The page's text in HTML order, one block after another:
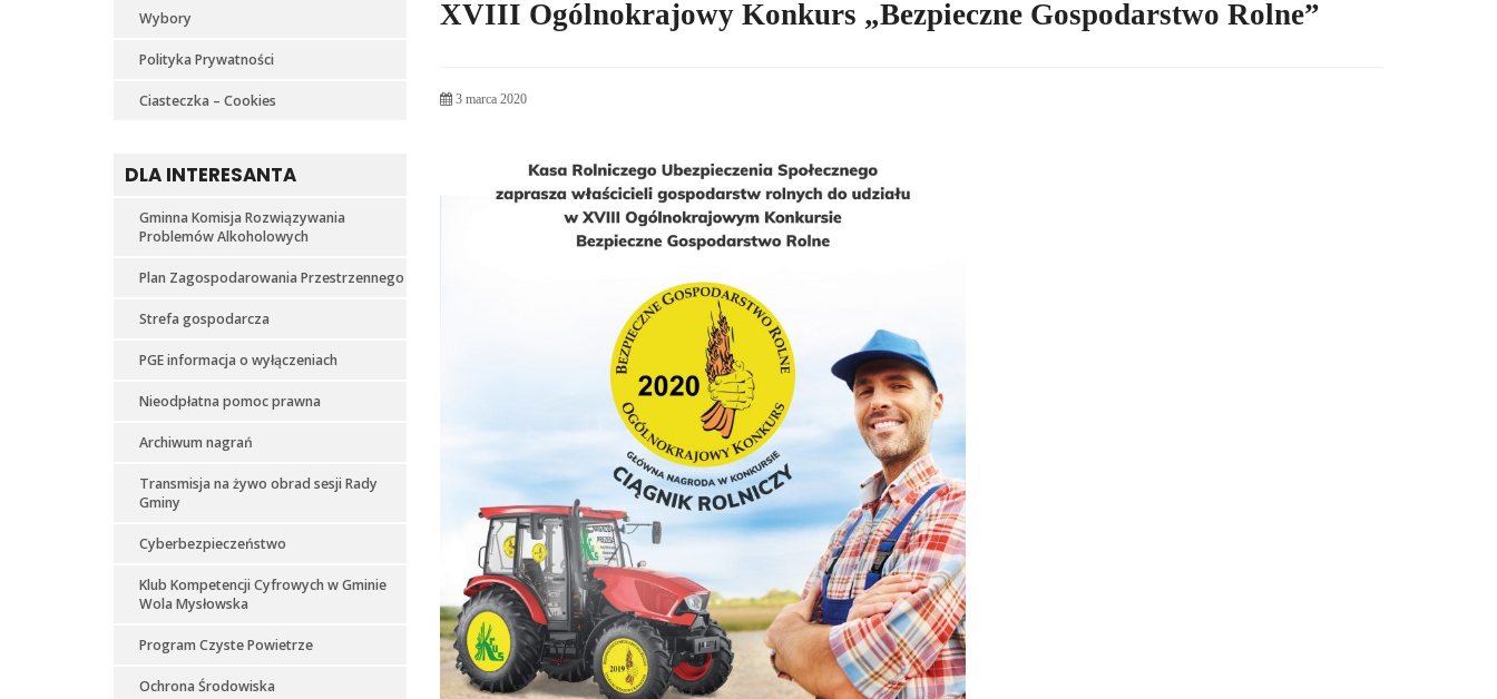
Wybory
Polityka Prywatności
Ciasteczka – Cookies
DLA INTERESANTA
Gminna Komisja Rozwiązywania
Problemów Alkoholowych
Plan Zagospodarowania Przestrzennego
Strefa gospodarcza
PGE informacja o wyłączeniach
Nieodpłatna pomoc prawna
Archiwum nagrań
Transmisja na żywo obrad sesji Rady
Gminy
Cyberbezpieczeństwo
Klub Kompetencji Cyfrowych w Gminie
Wola Mysłowska
Program Czyste Powietrze
Ochrona Środowiska
XVIII Ogólnokrajowy Konkurs „Bezpieczne Gospodarstwo Rolne”
3 marca 2020